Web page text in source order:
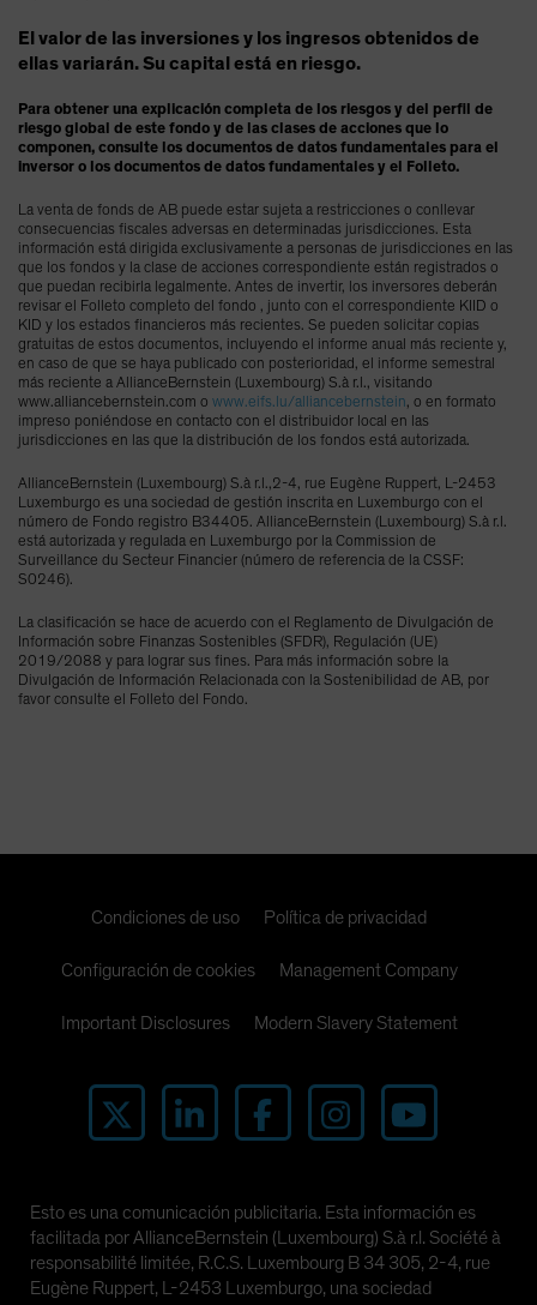
El valor de las inversiones y los ingresos obtenidos de
ellas variarán. Su capital está en riesgo.
Para obtener una explicación completa de los riesgos y del perfil de
riesgo global de este fondo y de las clases de acciones que lo
componen, consulte los documentos de datos fundamentales para el
inversor o los documentos de datos fundamentales y el Folleto.
La venta de fonds de AB puede estar sujeta a restricciones o conllevar
consecuencias fiscales adversas en determinadas jurisdicciones. Esta
información está dirigida exclusivamente a personas de jurisdicciones en las
que los fondos y la clase de acciones correspondiente están registrados o
que puedan recibirla legalmente. Antes de invertir, los inversores deberán
revisar el Folleto completo del fondo , junto con el correspondiente KIID o
KID y los estados financieros más recientes. Se pueden solicitar copias
gratuitas de estos documentos, incluyendo el informe anual más reciente y,
en caso de que se haya publicado con posterioridad, el informe semestral
más reciente a AllianceBernstein (Luxembourg) S.à r.l., visitando
www.alliancebernstein.com o www.eifs.lu/alliancebernstein, o en formato
impreso poniéndose en contacto con el distribuidor local en las
jurisdicciones en las que la distribución de los fondos está autorizada.
AllianceBernstein (Luxembourg) S.à r.l.,2-4, rue Eugène Ruppert, L-2453
Luxemburgo es una sociedad de gestión inscrita en Luxemburgo con el
número de Fondo registro B34405. AllianceBernstein (Luxembourg) S.à r.l.
está autorizada y regulada en Luxemburgo por la Commission de
Surveillance du Secteur Financier (número de referencia de la CSSF:
S0246).
La clasificación se hace de acuerdo con el Reglamento de Divulgación de
Información sobre Finanzas Sostenibles (SFDR), Regulación (UE)
2019/2088 y para lograr sus fines. Para más información sobre la
Divulgación de Información Relacionada con la Sostenibilidad de AB, por
favor consulte el Folleto del Fondo.
Condiciones de uso Política de privacidad
Configuración de cookies Management Company
Important Disclosures Modern Slavery Statement
Esto es una comunicación publicitaria. Esta información es
facilitada por AllianceBernstein (Luxembourg) S.à r.l. Société à
responsabilité limitée, R.C.S. Luxembourg B 34 305, 2-4, rue
Eugène Ruppert, L-2453 Luxemburgo, una sociedad